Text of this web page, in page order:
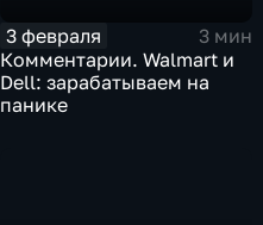
3 февраля
3 мин
Комментарии. Walmart и
Dell: зарабатываем на
панике